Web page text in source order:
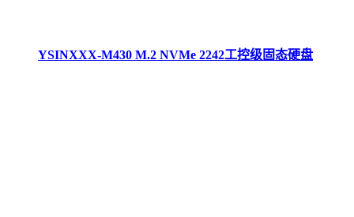
YSINXXX-M430 M.2 NVMe 2242工控级固态硬盘